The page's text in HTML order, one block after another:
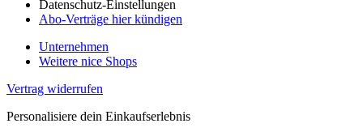
Datenschutz-Einstellungen
Abo-Verträge hier kündigen
Unternehmen
Weitere nice Shops
Vertrag widerrufen
Personalisiere dein Einkaufserlebnis